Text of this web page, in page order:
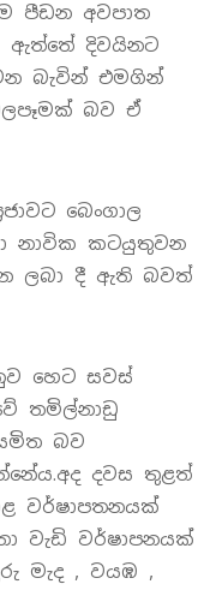
පීඩන අවපාත
ඇත්තේ දිවයිනට
බැවින් එමගින්
බව ඒ
බෙංගාල
නාවික කටයුතුවන
ලබා දී ඇති බවත්
හෙට සවස්
තමිල්නාඩු
බව
දවස තුළත්
වර්ෂාපතනයක්
වැඩි වර්ෂාපනයක්
මැද , වයඹ ,